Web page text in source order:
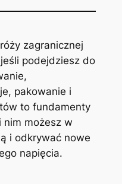
zagranicznej
podejdziesz do
pakowanie i
to fundamenty
nim możesz w
i odkrywać nowe
napięcia.